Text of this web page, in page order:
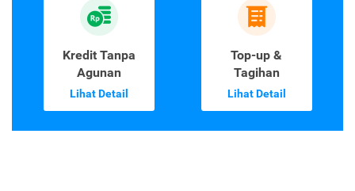
Kredit Tanpa
Agunan
Lihat Detail
Top-up &
Tagihan
Lihat Detail